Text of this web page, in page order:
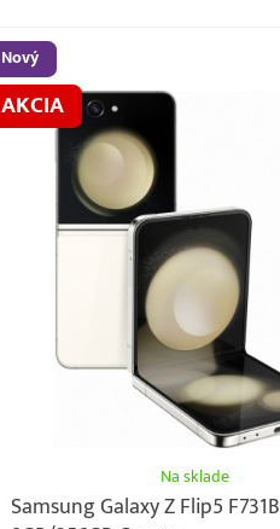
Nový
AKCIA
Na sklade
Samsung Galaxy Z Flip5 F731B